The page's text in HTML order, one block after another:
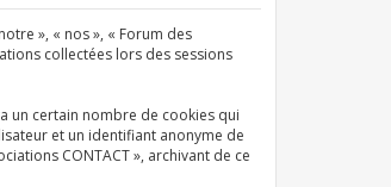
», « nos », « Forum des
collectées lors des sessions
un certain nombre de cookies qui
et un identifiant anonyme de
CONTACT », archivant de ce